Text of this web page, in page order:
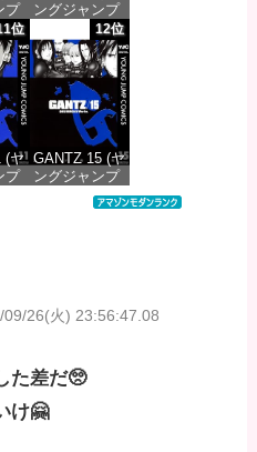
プ
ングジャンプ
コミックス
DIGITAL)
価格：¥100
位
(ヤ
プ
12位
GANTZ 15 (ヤ
ングジャンプ
コミックス
09/26(火) 23:56:47.08
た差だ🥺
け🤗